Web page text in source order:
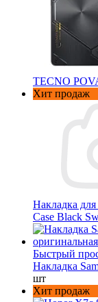
TECNO
Хит продаж
Накладка
Case Black
Быстрый
Накладка
шт
Хит продаж